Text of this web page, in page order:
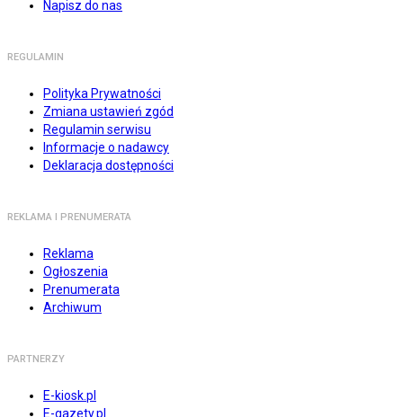
Napisz do nas
REGULAMIN
Polityka Prywatności
Zmiana ustawień zgód
Regulamin serwisu
Informacje o nadawcy
Deklaracja dostępności
REKLAMA I PRENUMERATA
Reklama
Ogłoszenia
Prenumerata
Archiwum
PARTNERZY
E-kiosk.pl
E-gazety.pl